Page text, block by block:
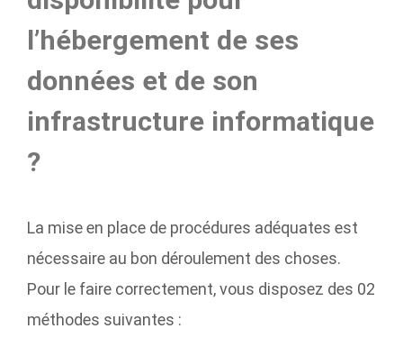
l’hébergement de ses
données et de son
infrastructure informatique
?
La mise en place de procédures adéquates est
nécessaire au bon déroulement des choses.
Pour le faire correctement, vous disposez des 02
méthodes suivantes :